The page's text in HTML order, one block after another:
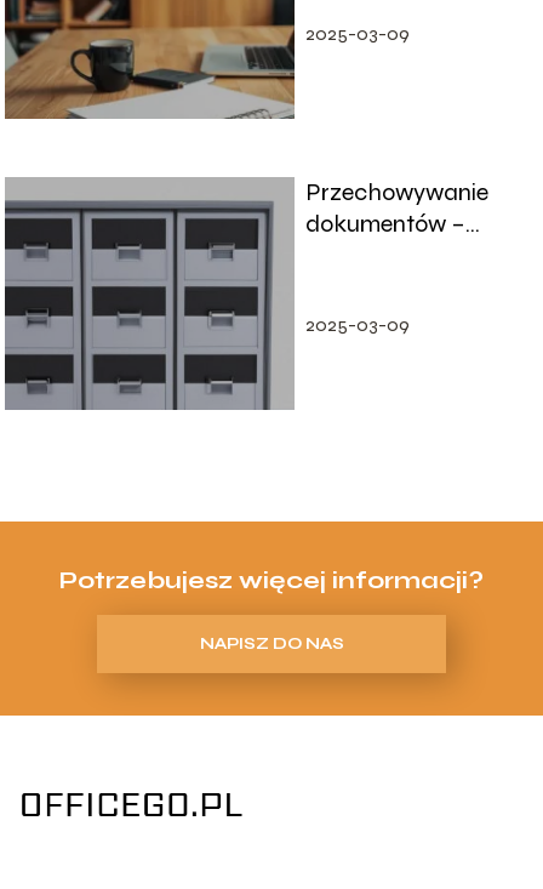
2025-03-09
Przechowywanie
dokumentów –
2025-03-09
Potrzebujesz więcej informacji?
NAPISZ DO NAS